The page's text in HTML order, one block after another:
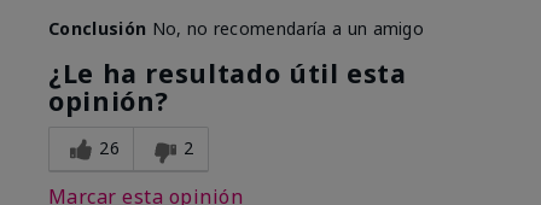
Conclusión No, no recomendaría a un amigo
¿Le ha resultado útil esta
opinión?
26 2
Marcar esta opinión